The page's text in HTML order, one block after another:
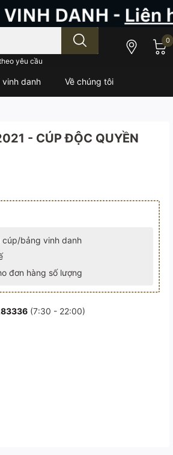
yêu cầu
0
vinh danh Về chúng tôi
- CÚP ĐỘC QUYỀN
bảng vinh danh
đơn hàng số lượng
(7:30 - 22:00)